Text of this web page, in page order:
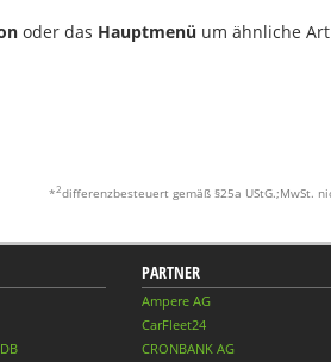
oder das Hauptmenü um ähnliche
*2differenzbesteuert gemäß §25a UStG.;MwSt.
PARTNER
Ampere AG
CarFleet24
CRONBANK AG